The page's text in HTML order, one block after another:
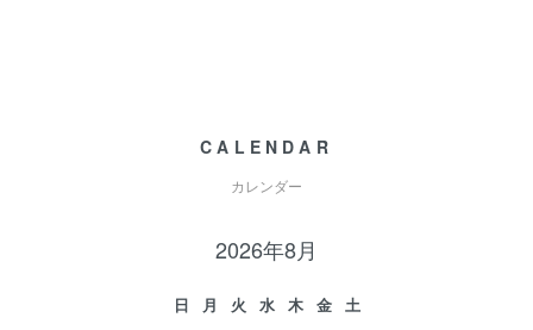
CALENDAR
カレンダー
2026年8月
日 月 火 水 木 金
土